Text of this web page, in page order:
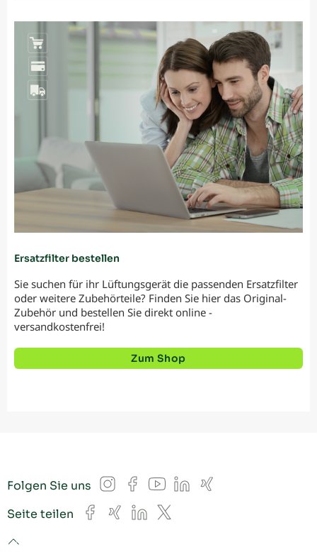
Ersatzfilter bestellen
Sie suchen für ihr Lüftungsgerät die passenden Ersatzfilter
oder weitere Zubehörteile? Finden Sie hier das Original-
Zubehör und bestellen Sie direkt online -
versandkostenfrei!
Zum Shop
Folgen Sie uns Instagram
Facebook
YouTube
LinkedIn
Xing
Seite teilen Facebook
XingLinkedIn
X
to top